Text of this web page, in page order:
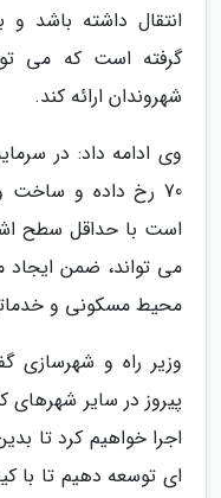
انتقال داشته باشد و
گرفته است که می
شهروندان ارائه کند.
70 رخ داده و
است با حداقل سطح
می تواند، ضمن ایجاد
محیط مسکونی و
وزیر راه و شهرسازی
پیروز در سایر شهرهای
اجرا خواهیم کرد تا
ای توسعه دهیم تا با